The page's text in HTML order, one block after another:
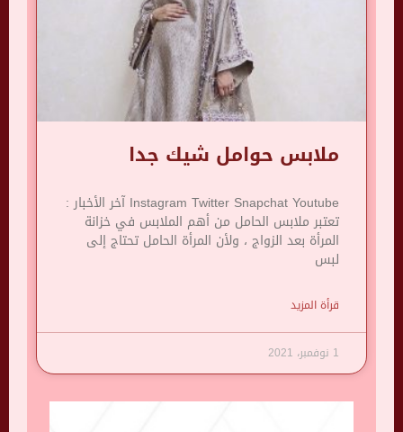
ملابس حوامل شيك جدا
Instagram Twitter Snapchat Youtube آخر الأخبار :
تعتبر ملابس الحامل من أهم الملابس في خزانة
المرأة بعد الزواج ، ولأن المرأة الحامل تحتاج إلى
لبس
قرأة المزيد
1 نوفمبر، 2021